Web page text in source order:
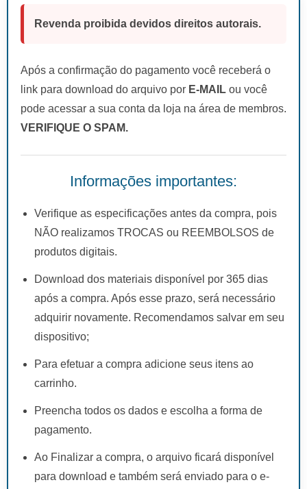
Revenda proibida devidos direitos autorais.
Após a confirmação do pagamento você receberá o
link para download do arquivo por E-MAIL ou você
pode acessar a sua conta da loja na área de membros.
VERIFIQUE O SPAM.
Informações importantes:
Verifique as especificações antes da compra, pois
NÃO realizamos TROCAS ou REEMBOLSOS de
produtos digitais.
Download dos materiais disponível por 365 dias
após a compra. Após esse prazo, será necessário
adquirir novamente. Recomendamos salvar em seu
dispositivo;
Para efetuar a compra adicione seus itens ao
carrinho.
Preencha todos os dados e escolha a forma de
pagamento.
Ao Finalizar a compra, o arquivo ficará disponível
para download e também será enviado para o e-